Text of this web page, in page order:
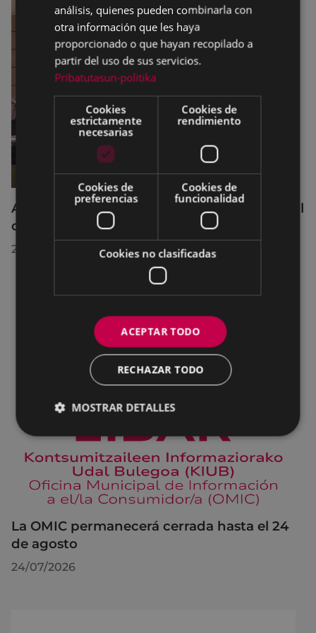
Acuerdos adoptados por el Pleno Municipal
celebrado el 27 de julio de 2026
28/07/2026
La OMIC permanecerá cerrada hasta el 24
de agosto
24/07/2026
análisis, quienes pueden combinarla con
otra información que les haya
proporcionado o que hayan recopilado a
partir del uso de sus servicios.
Pribatutasun-politika
Cookies
estrictamente
necesarias
Cookies de
rendimiento
Cookies de
preferencias
Cookies de
funcionalidad
Cookies no clasificadas
ACEPTAR TODO
RECHAZAR TODO
MOSTRAR DETALLES